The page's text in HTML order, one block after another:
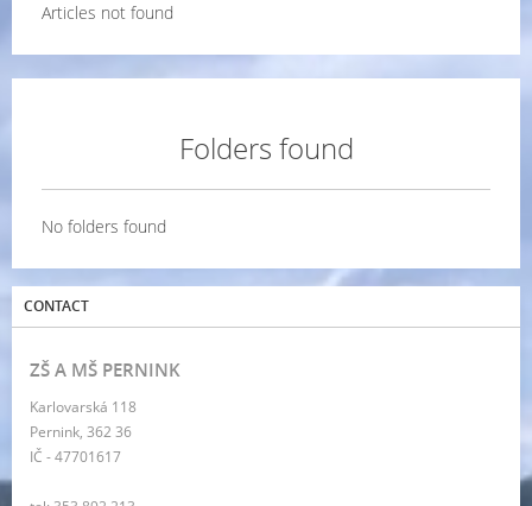
Articles not found
Folders found
No folders found
CONTACT
ZŠ A MŠ PERNINK
Karlovarská 118
Pernink, 362 36
IČ - 47701617